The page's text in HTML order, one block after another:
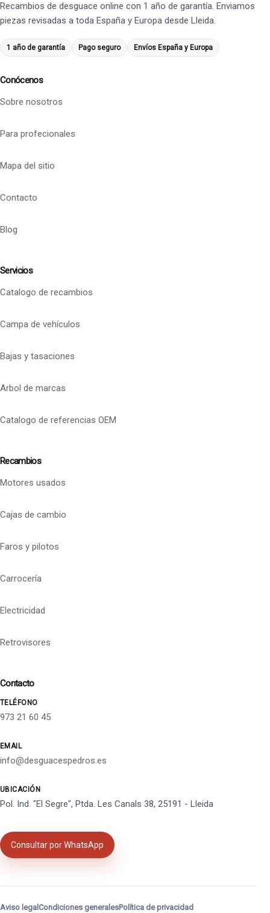
Recambios de desguace online con 1 año de garantía. Enviamos
piezas revisadas a toda España y Europa desde Lleida.
1 año de garantía Pago seguro Envíos España y Europa
Conócenos
Sobre nosotros
Para profecionales
Mapa del sitio
Contacto
Blog
Servicios
Catalogo de recambios
Campa de vehículos
Bajas y tasaciones
Arbol de marcas
Catalogo de referencias OEM
Recambios
Motores usados
Cajas de cambio
Faros y pilotos
Carrocería
Electricidad
Retrovisores
Contacto
TELÉFONO
973 21 60 45
EMAIL
info@desguacespedros.es
UBICACIÓN
Pol. Ind. "El Segre", Ptda. Les Canals 38, 25191 - Lleida
Consultar por WhatsApp
Aviso legal Condiciones generalesPolítica de privacidad